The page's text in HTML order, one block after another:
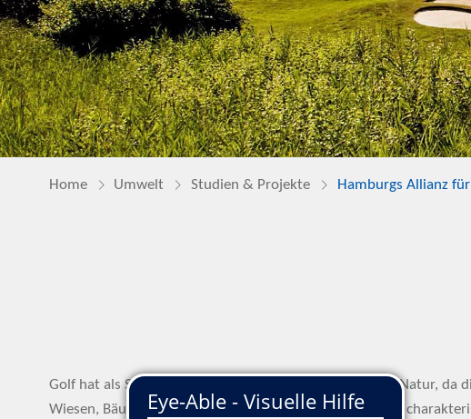
Home Umwelt Studien & Projekte Hamburgs Allianz
Golf hat als Sportart im Freien eine enge Beziehung zur Natur, da
Wiesen, Bäume, Waldsäume, Hecken und Wasserflächen